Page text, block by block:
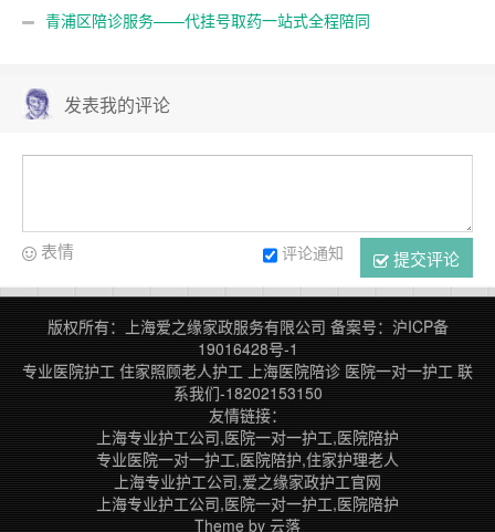
青浦区陪诊服务——代挂号取药一站式全程陪同
发表我的评论
提交评论
评论通知
表情
版权所有：上海爱之缘家政服务有限公司 备案号： 沪ICP备
19016428号-1
专业医院护工 住家照顾老人护工 上海医院陪诊 医院一对一护工 联
系我们-18202153150
友情链接：
上海专业护工公司,医院一对一护工,医院陪护
专业医院一对一护工,医院陪护,住家护理老人
上海专业护工公司,爱之缘家政护工官网
上海专业护工公司,医院一对一护工,医院陪护
Theme by 云落